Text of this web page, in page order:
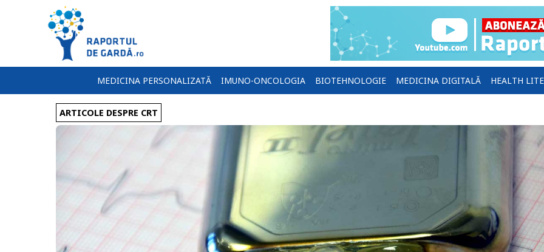
MEDICINA PERSONALIZATĂ IMUNO-ONCOLOGIA BIOTEHNOLOGIE MEDICINA DIGITALĂ HEALTH
ARTICOLE DESPRE CRT